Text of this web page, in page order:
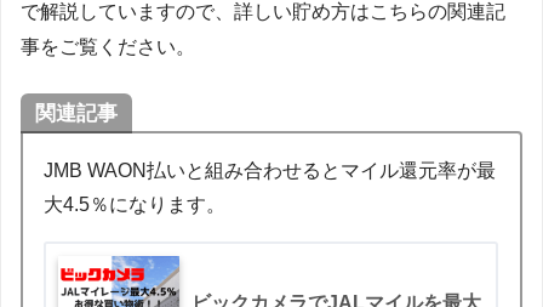
で解説していますので、詳しい貯め方はこちらの関連記
事をご覧ください。
関連記事
JMB WAON払いと組み合わせるとマイル還元率が最
大4.5％になります。
ビックカメラでJALマイルを最大